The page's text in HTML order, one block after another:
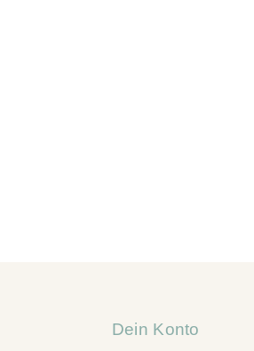
Dein Konto